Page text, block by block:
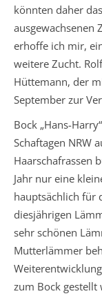
könnten daher
ausgewachsenen
erhoffe ich mir,
weitere Zucht.
Hüttemann, der
September zur
Bock „Hans-
Schaftagen NRW
Haarschafrassen
Jahr nur eine
hauptsächlich für
diesjährigen
sehr schönen
Mutterlämmer
zum Bock gestellt